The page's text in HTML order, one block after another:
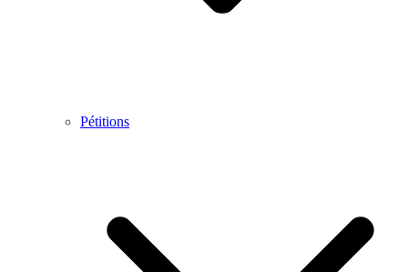
Pétitions